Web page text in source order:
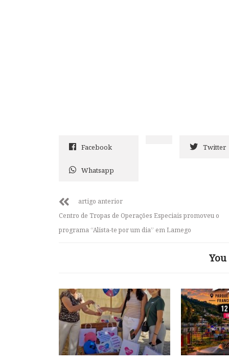
Facebook Twitter
Whatsapp
artigo anterior
Centro de Tropas de Operações Especiais promoveu o
programa “Alista-te por um dia” em Lamego